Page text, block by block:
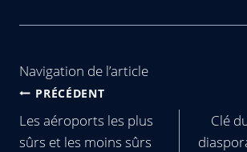
Navigation de l’article
PRÉCÉDENT
Les aéroports les plus
sûrs et les moins sûrs
Clé